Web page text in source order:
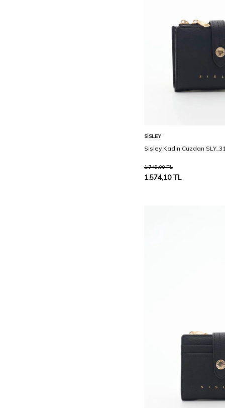
SISLEY
Sisley Kadın Cüzdan
1.749,00TL
1.574,10TL